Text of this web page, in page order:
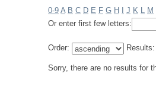
0-9 A B C D E F G H J K L M
Or enter first few letters:
Order: Results:
Sorry, there are no results for